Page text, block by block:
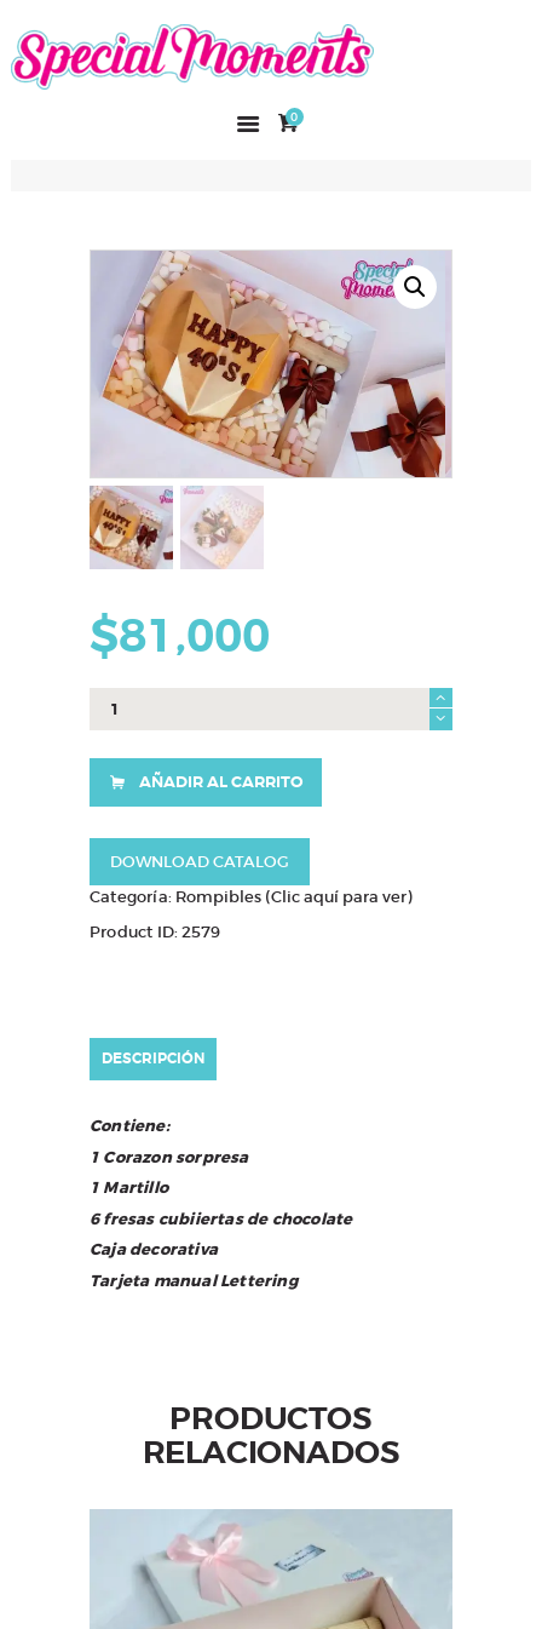
0
SPECIAL MOMENTS
El amor hecho arte
CURSOS
CONTACTO
$81,000
Corazon
cantidad
AÑADIR AL CARRITO
DOWNLOAD CATALOG
Categoría: Rompibles (Clic aquí para ver)
Product ID:2579
DESCRIPCIÓN
Contiene:
1 Corazon sorpresa
1 Martillo
6 fresas cubiiertas de chocolate
Caja decorativa
Tarjeta manual Lettering
PRODUCTOS
RELACIONADOS